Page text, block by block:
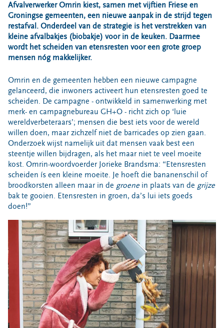
Afval aanmelden
Bouwcontainer huren
Ons verhaal
Nieuws
Over Omrin
Hier werken we aan
Ecopark De Wierde
Reststoffen Energie Centrale
Projecten
Contact
Storing, klacht of vraag
Klantenservice SYP
VeeIgestelde vragen
Pers
Locaties
Werken bij
Voor gemeenten
Voor leveranciers en bezoekers
Afvalverwerker Omrin kiest, samen met vijftien Friese en
Groningse gemeenten, een nieuwe aanpak in de strijd tegen
restafval. Onderdeel van de strategie is het verstrekken van
kleine afvalbakjes (biobakje) voor in de keuken. Daarmee
wordt het scheiden van etensresten voor een grote groep
mensen nóg makkelijker.
Omrin en de gemeenten hebben een nieuwe campagne
gelanceerd, die inwoners activeert hun etensresten goed te
scheiden. De campagne - ontwikkeld in samenwerking met
merk- en campagnebureau GH+O - richt zich op ‘luie
wereldverbeteraars’; mensen die best iets voor de wereld
willen doen, maar zichzelf niet de barricades op zien gaan.
Onderzoek wijst namelijk uit dat mensen vaak best een
steentje willen bijdragen, als het maar niet te veel moeite
kost. Omrin-woordvoerder Jorieke Brandsma: “Etensresten
scheiden ís een kleine moeite. Je hoeft die bananenschil of
broodkorsten alleen maar in de groenein plaats van de grijze
bak te gooien. Etensresten in groen, da’s lui iets goeds
doen!”